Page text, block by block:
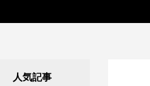
人気記事